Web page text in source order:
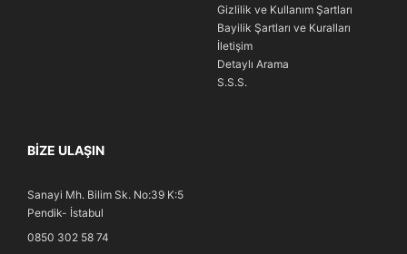
Gizlilik ve Kullanım Şartları
Bayilik Şartları ve Kuralları
İletişim
Detaylı Arama
S.S.S.
BIZE ULAŞIN
Sanayi Mh. Bilim Sk. No:39 K:5
Pendik- İstabul
0850 302 58 74